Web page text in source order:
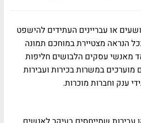
או עבריינים העתידים להישפט
הנראה מצטיירת במוחכם תמונה
מאנשי עסקים הלבושים חליפות
מוערכים במשרות בכירות ועבירות
ענק וחברות מוכרות.